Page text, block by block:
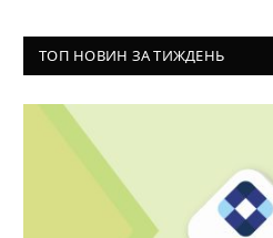
ТОП НОВИН ЗА ТИЖДЕНЬ